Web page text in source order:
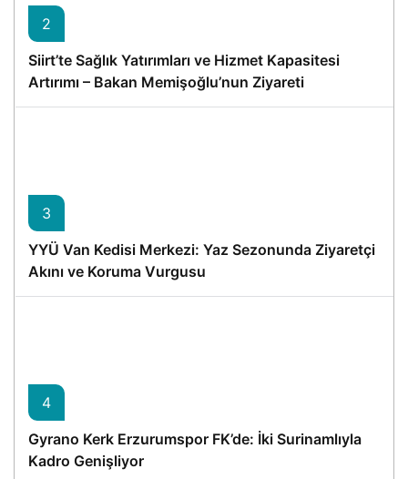
2
Siirt’te Sağlık Yatırımları ve Hizmet Kapasitesi
Artırımı – Bakan Memişoğlu’nun Ziyareti
3
YYÜ Van Kedisi Merkezi: Yaz Sezonunda Ziyaretçi
Akını ve Koruma Vurgusu
4
Gyrano Kerk Erzurumspor FK’de: İki Surinamlıyla
Kadro Genişliyor